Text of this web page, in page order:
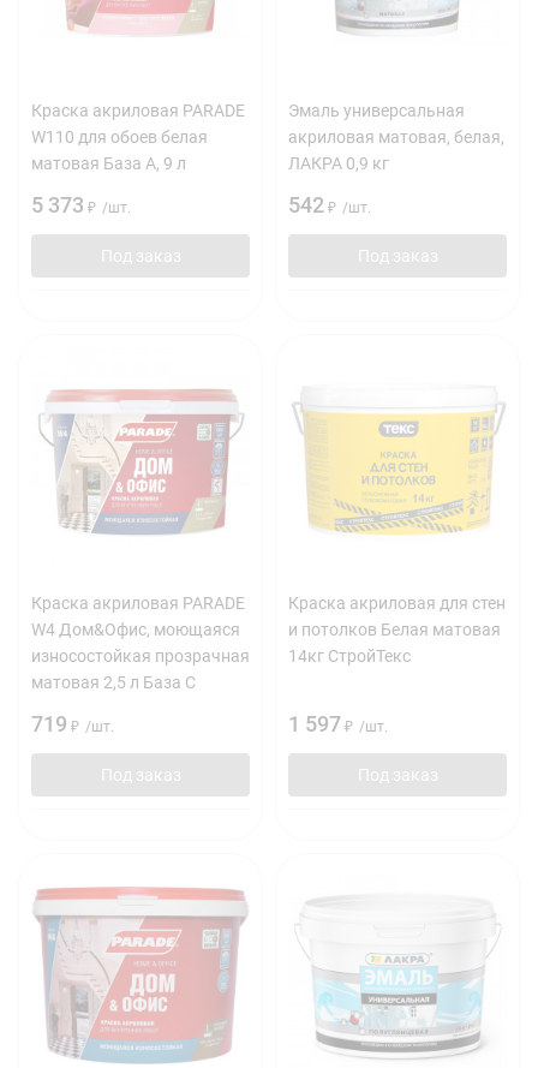
Краска акриловая PARADE
W110 для обоев белая
матовая База А, 9 л
5 373 ₽ /шт.
Под заказ
Эмаль универсальная
акриловая матовая, белая,
ЛАКРА 0,9 кг
542 ₽ /шт.
Под заказ
Краска акриловая PARADE
W4 Дом&Офис, моющаяся
износостойкая прозрачная
матовая 2,5 л База C
719 ₽ /шт.
Под заказ
Краска акриловая для стен
и потолков Белая матовая
14кг СтройТекс
1 597 ₽ /шт.
Под заказ